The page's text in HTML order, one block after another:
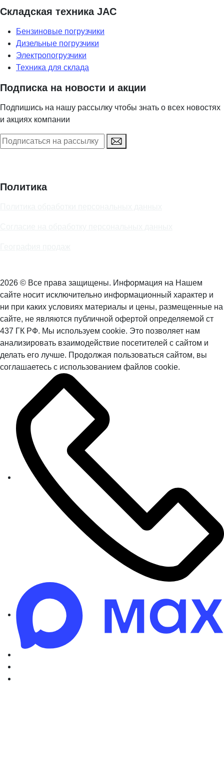
Складская техника JAC
Бензиновые погрузчики
Дизельные погрузчики
Электропогрузчики
Техника для склада
Подписка на новости и акции
Подпишись на нашу рассылку чтобы знать о всех новостях
и акциях компании
Политика
2026 © Все права защищены. Информация на Нашем
сайте носит исключительно информационный характер и
ни при каких условиях материалы и цены, размещенные на
сайте, не являются публичной офертой определяемой ст
437 ГК РФ. Мы используем cookie. Это позволяет нам
анализировать взаимодействие посетителей с сайтом и
делать его лучше. Продолжая пользоваться сайтом, вы
соглашаетесь с использованием файлов cookie.